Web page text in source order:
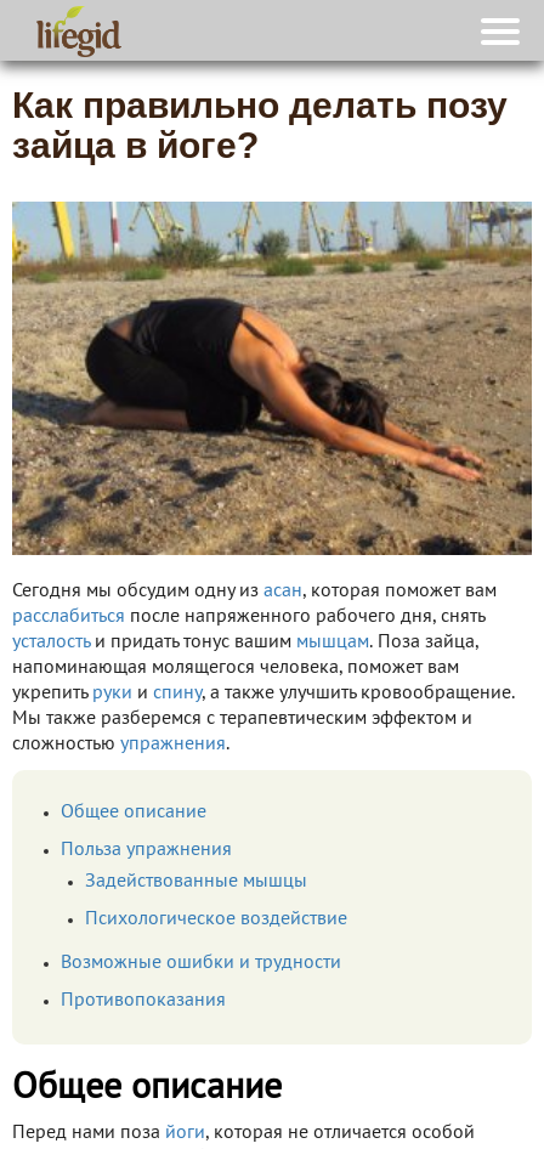
Как правильно делать позу
зайца в йоге?
Сегодня мы обсудим одну из асан, которая поможет вам
расслабиться после напряженного рабочего дня, снять
усталостьи придать тонус вашим мышцам. Поза зайца,
напоминающая молящегося человека, поможет вам
укрепить руки и спину, а также улучшить кровообращение.
Мы также разберемся с терапевтическим эффектом и
сложностью упражнения.
Общее описание
Польза упражнения
Задействованные мышцы
Психологическое воздействие
Возможные ошибки и трудности
Противопоказания
Общее описание
Перед нами поза йоги, которая не отличается особой